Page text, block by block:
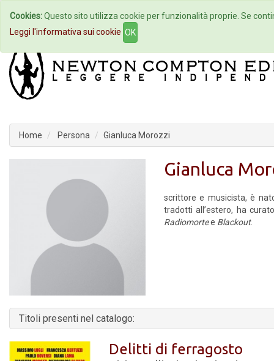
Home Autori Eventi
Home Persona Gianluca Morozzi
Gianluca
scrittore e musicista, è
tradotti all’estero, ha
Radiomortee Blackout.
Titoli presenti nel catalogo:
Delitti di ferragosto
Cookies:Questo sito utilizza cookie per funzionalità proprie. Se
Leggi l'informativa sui cookie OK